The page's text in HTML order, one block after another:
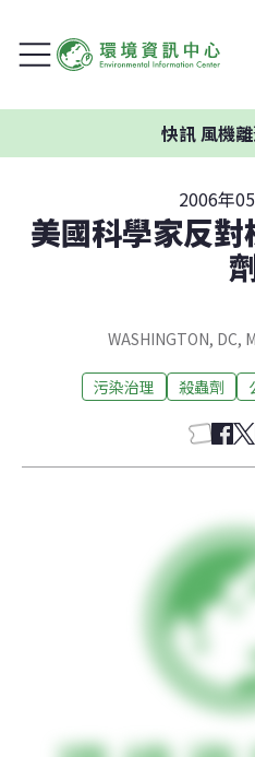
快訊風機離
2006年
美國科學家反
WASHINGTON, DC,
污染治理 殺蟲劑